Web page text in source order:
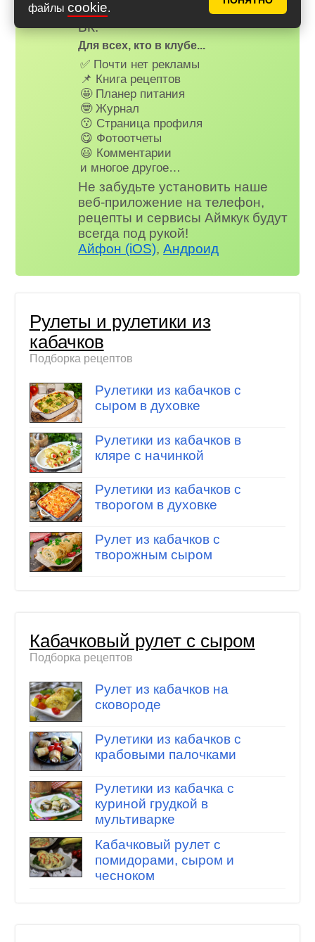
файлы cookie.
на наш сайт через Яндекс или
ВК.
Для всех, кто в клубе...
✅ Почти нет рекламы
📌 Книга рецептов
🤩 Планер питания
🤓 Журнал
😗 Страница профиля
😋 Фотоотчеты
😃 Комментарии
и многое другое…
Не забудьте установить наше
веб-приложение на телефон,
рецепты и сервисы Аймкук будут
всегда под рукой!
Айфон (iOS),Андроид
Рулеты и рулетики из
кабачков
Подборка рецептов
Рулетики из кабачков с
сыром в духовке
Рулетики из кабачков в
кляре с начинкой
Рулетики из кабачков с
творогом в духовке
Рулет из кабачков с
творожным сыром
Кабачковый рулет с сыром
Подборка рецептов
Рулет из кабачков на
сковороде
Рулетики из кабачков с
крабовыми палочками
Рулетики из кабачка с
куриной грудкой в
мультиварке
Кабачковый рулет с
помидорами, сыром и
чесноком